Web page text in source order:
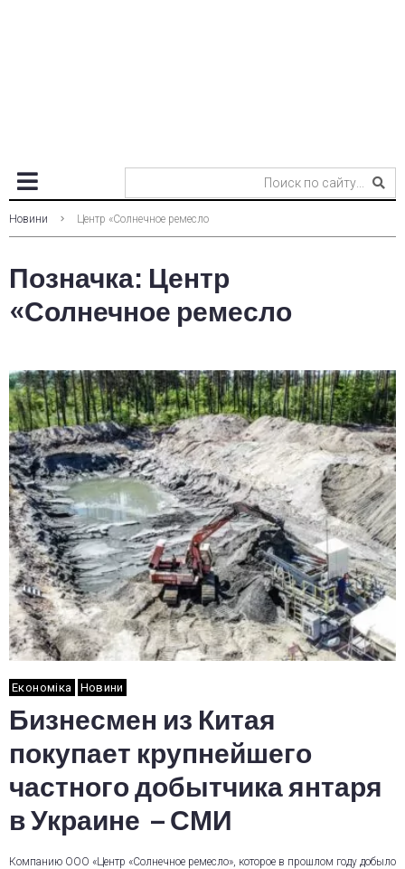
Новини Центр «Солнечное ремесло
Позначка: Центр
«Солнечное ремесло
Економіка Новини
Бизнесмен из Китая
покупает крупнейшего
частного добытчика янтаря
в Украине – СМИ
Компанию ООО «Центр «Солнечное ремесло», которое в прошлом году добыло